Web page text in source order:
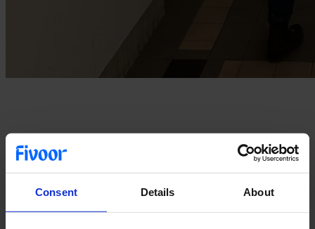
Consent Details About
Op donderdagmiddag 7 maart opende Wier Kliniek Open met trots
de deuren. Alle geïnteresseerden mochten langskomen om een kijkje